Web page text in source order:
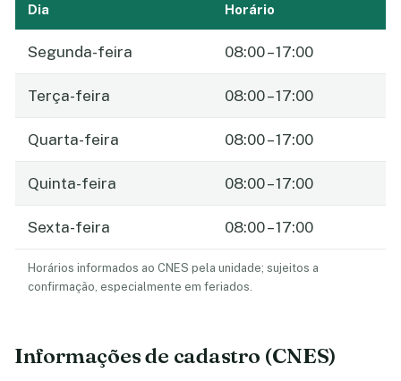
Dia Horário
Segunda-feira 08:00 – 17:00
Terça-feira 08:00 – 17:00
Quarta-feira 08:00 – 17:00
Quinta-feira 08:00 – 17:00
Sexta-feira 08:00 – 17:00
Horários informados ao CNES pela unidade; sujeitos a
confirmação, especialmente em feriados.
Informações de cadastro (CNES)